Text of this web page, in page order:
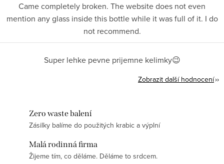
Came completely broken. The website does not even
mention any glass inside this bottle while it was full of it. I do
not recommend.
Super lehke pevne prijemne kelimky😉
Zobrazit další hodnocení
Zero waste balení
Zásilky balíme do použitých krabic a výplní
Malá rodinná firma
Žijeme tím, co děláme. Děláme to srdcem.